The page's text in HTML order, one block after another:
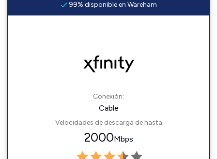
99% disponible en Wareham
Conexión:
Cable
Velocidades de descarga de hasta
2000Mbps